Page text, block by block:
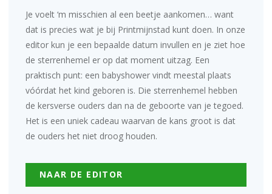
Je voelt ‘m misschien al een beetje aankomen… want
dat is precies wat je bij Printmijnstad kunt doen. In onze
editor kun je een bepaalde datum invullen en je ziet hoe
de sterrenhemel er op dat moment uitzag. Een
praktisch punt: een babyshower vindt meestal plaats
vóórdat het kind geboren is. Die sterrenhemel hebben
de kersverse ouders dan na de geboorte van je tegoed.
Het is een uniek cadeau waarvan de kans groot is dat
de ouders het niet droog houden.
NAAR DE EDITOR